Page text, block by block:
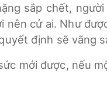
sắp chết,
cử ai. Như
định sẽ vãng
mới được, nếu